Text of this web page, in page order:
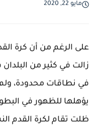
مايو 22, 2020
على الرغم من أن كرة
زالت في كثير من
في نطاقات محدودة،
يؤهلها للظهور في